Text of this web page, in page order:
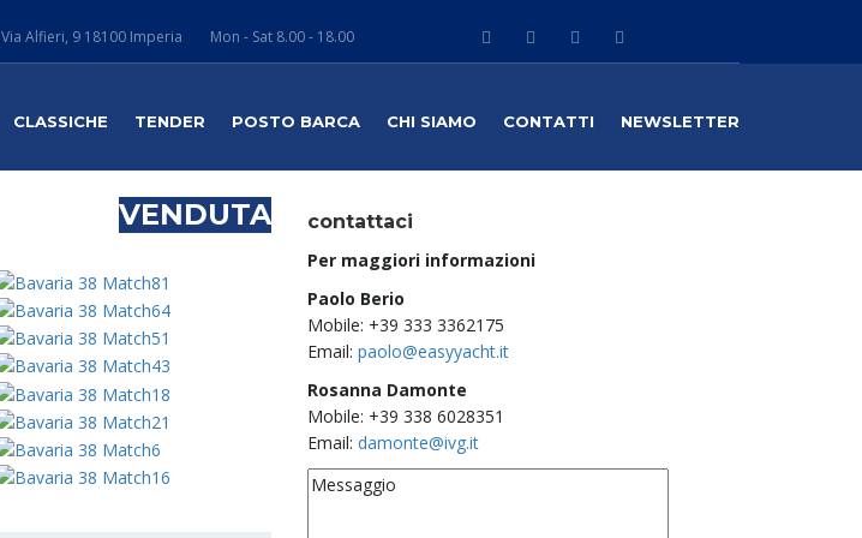
Mon - Sat 8.00 - 18.00
Via Alfieri, 9 18100 Imperia
CLASSICHE TENDER POSTO BARCA CHI SIAMO CONTATTI NEWSLETTER
VENDUTA
contattaci
Per maggiori informazioni
Paolo Berio
Mobile: +39 333 3362175
Email: paolo@easyyacht.it
Rosanna Damonte
Mobile: +39 338 6028351
Email: damonte@ivg.it